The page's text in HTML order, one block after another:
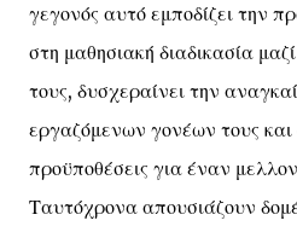
γεγονός αυτό εμποδίζει την
στη μαθησιακή διαδικασία
τους, δυσχεραίνει την
εργαζόμενων γονέων τους και
προϋποθέσεις για έναν
Ταυτόχρονα απουσιάζουν